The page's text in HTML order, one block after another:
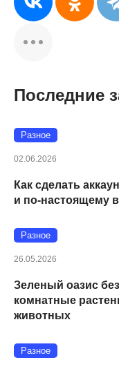
Последние
Разное
02.06.2026
Как сделать
и по-настоящему
Разное
26.05.2026
Зеленый оазис
комнатные
животных
Разное